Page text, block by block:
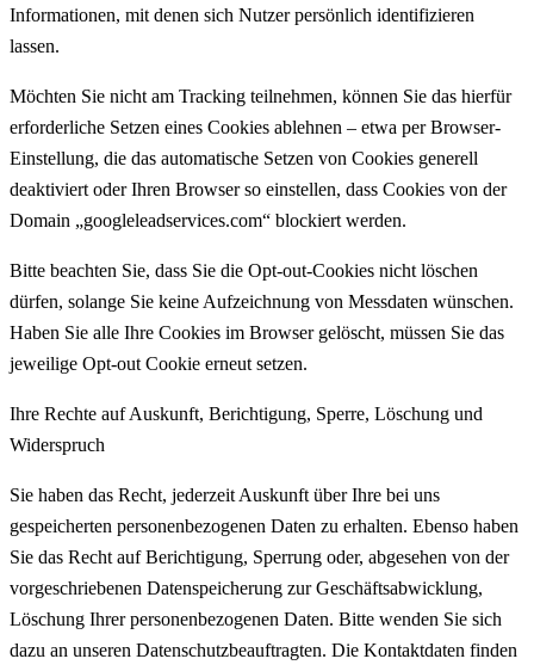
Informationen, mit denen sich Nutzer persönlich identifizieren
lassen.
Möchten Sie nicht am Tracking teilnehmen, können Sie das hierfür
erforderliche Setzen eines Cookies ablehnen – etwa per Browser-
Einstellung, die das automatische Setzen von Cookies generell
deaktiviert oder Ihren Browser so einstellen, dass Cookies von der
Domain „googleleadservices.com“ blockiert werden.
Bitte beachten Sie, dass Sie die Opt-out-Cookies nicht löschen
dürfen, solange Sie keine Aufzeichnung von Messdaten wünschen.
Haben Sie alle Ihre Cookies im Browser gelöscht, müssen Sie das
jeweilige Opt-out Cookie erneut setzen.
Ihre Rechte auf Auskunft, Berichtigung, Sperre, Löschung und
Widerspruch
Sie haben das Recht, jederzeit Auskunft über Ihre bei uns
gespeicherten personenbezogenen Daten zu erhalten. Ebenso haben
Sie das Recht auf Berichtigung, Sperrung oder, abgesehen von der
vorgeschriebenen Datenspeicherung zur Geschäftsabwicklung,
Löschung Ihrer personenbezogenen Daten. Bitte wenden Sie sich
dazu an unseren Datenschutzbeauftragten. Die Kontaktdaten finden